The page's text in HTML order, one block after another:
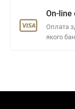
On-line
Оплата
якого